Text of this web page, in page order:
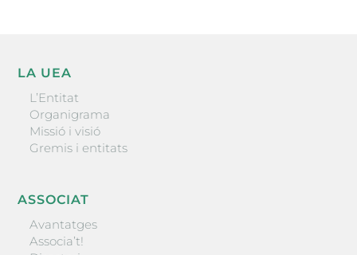
LA UEA
L’Entitat
Organigrama
Missió i visió
Gremis i entitats
ASSOCIAT
Avantatges
Associa’t!